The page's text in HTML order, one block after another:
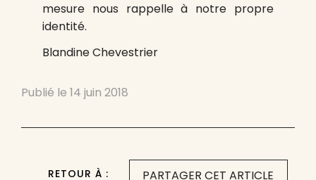
mesure nous rappelle à notre propre
identité.
Blandine Chevestrier
Publié le 14 juin 2018
PARTAGER CET ARTICLE
RETOUR À :